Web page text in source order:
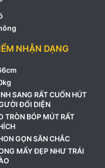
NHẬN DẠNG
SANG RẤT CUỐN HÚT
ĐỐI DIỆN
TRÒN BÓP MÚT RẤT
GỌN SĂN CHẮC
MẨY ĐẸP NHƯ TRÁI